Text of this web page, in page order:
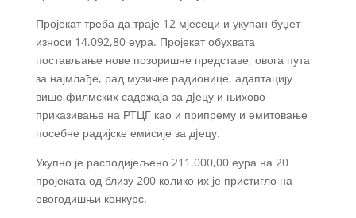
Пројекат треба да траје 12 мјесеци и укупан буџет
износи 14.092,80 еура. Пројекат обухвата
постављање нове позоришне представе, овога пута
за најмлађе, рад музичке радионице, адаптацију
више филмских садржаја за дjецу и њихово
приказивање на РТЦГ као и припрему и емитовање
посебне радијске емисије за дjецу.
Укупно је расподијељено 211.000,00 еура на 20
пројеката од близу 200 колико их је пристигло на
овогодишњи конкурс.